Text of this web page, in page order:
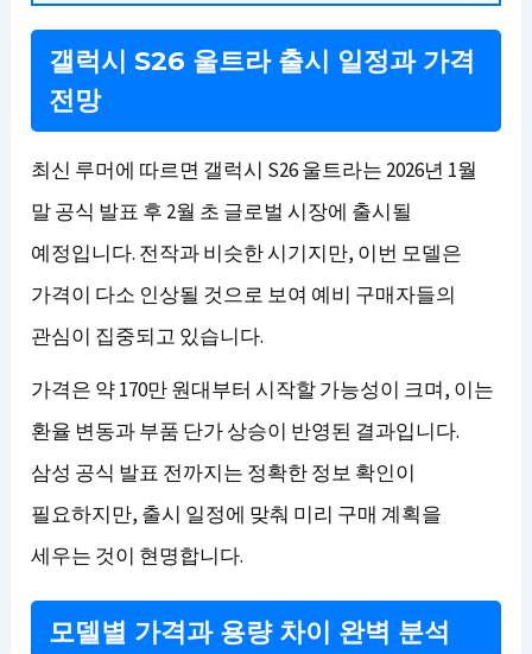
갤럭시 S26 울트라 출시 일정과 가격
전망
최신 루머에 따르면 갤럭시 S26 울트라는 2026년 1월
말 공식 발표 후 2월 초 글로벌 시장에 출시될
예정입니다. 전작과 비슷한 시기지만, 이번 모델은
가격이 다소 인상될 것으로 보여 예비 구매자들의
관심이 집중되고 있습니다.
가격은 약 170만 원대부터 시작할 가능성이 크며, 이는
환율 변동과 부품 단가 상승이 반영된 결과입니다.
삼성 공식 발표 전까지는 정확한 정보 확인이
필요하지만, 출시 일정에 맞춰 미리 구매 계획을
세우는 것이 현명합니다.
모델별 가격과 용량 차이 완벽 분석